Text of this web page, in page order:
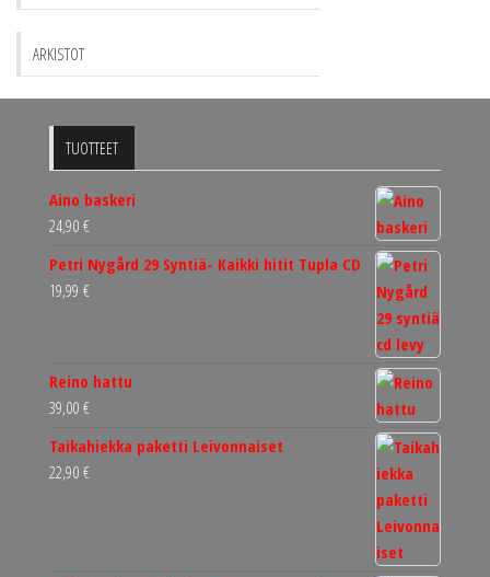
ARKISTOT
TUOTTEET
Aino baskeri
24,90 €
Petri Nygård 29 Syntiä- Kaikki hitit Tupla CD
19,99 €
Reino hattu
39,00 €
Taikahiekka paketti Leivonnaiset
22,90 €